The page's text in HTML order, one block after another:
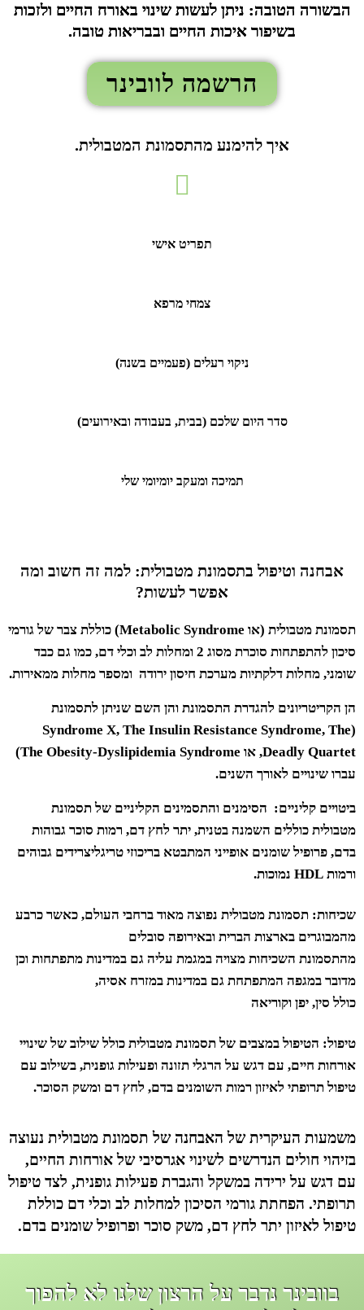
הבשורה הטובה: ניתן לעשות שינוי באורח החיים ולזכות
בשיפור איכות החיים ובבריאות טובה.
הרשמה לוובינר
איך להימנע מהתסמונת המטבולית.
תפריט אישי
צמחי מרפא
ניקוי רעלים (פעמיים בשנה)
סדר היום שלכם (בבית, בעבודה ובאירועים)
תמיכה ומעקב יומיומי שלי
אבחנה וטיפול בתסמונת מטבולית: למה זה חשוב ומה
אפשר לעשות?
תסמונת מטבולית (או Metabolic Syndrome) כוללת צבר של גורמי
סיכון להתפתחות סוכרת מסוג 2 ומחלות לב וכלי דם, כמו גם כבד
שומני, מחלות דלקתיות מערכת חיסון ירודה ומספר מחלות ממאירות.
הן הקריטריונים להגדרת התסמונת והן השם שניתן לתסמונת
(Syndrome X, The Insulin Resistance Syndrome, The
Deadly Quartet, או The Obesity-Dyslipidemia Syndrome)
עברו שינויים לאורך השנים.
ביטויים קליניים: הסימנים והתסמינים הקליניים של תסמונת
מטבולית כוללים השמנה בטנית, יתר לחץ דם, רמות סוכר גבוהות
בדם, פרופיל שומנים אופייני המתבטא בריכוזי טריגליצרידים גבוהים
ורמות HDL נמוכות.
שכיחות: תסמונת מטבולית נפוצה מאוד ברחבי העולם, כאשר כרבע
מהמבוגרים בארצות הברית ובאירופה סובלים
מהתסמונת השכיחות מצויה במגמת עליה גם במדינות מתפתחות וכן
מדובר במגפה המתפתחת גם במדינות במזרח אסיה,
כולל סין, יפן וקוריאה
טיפול: הטיפול במצבים של תסמונת מטבולית כולל שילוב של שינויי
אורחות חיים, עם דגש על הרגלי תזונה ופעילות גופנית, בשילוב עם
טיפול תרופתי לאיזון רמות השומנים בדם, לחץ דם ומשק הסוכר.
משמעות העיקרית של האבחנה של תסמונת מטבולית נעוצה
בזיהוי חולים הנדרשים לשינוי אגרסיבי של אורחות החיים,
עם דגש על ירידה במשקל והגברת פעילות גופנית, לצד טיפול
תרופתי. הפחתת גורמי הסיכון למחלות לב וכלי דם כוללת
טיפול לאיזון יתר לחץ דם, משק סוכר ופרופיל שומנים בדם.
בוובינר נדבר על הרצון שלנו לא להפוך